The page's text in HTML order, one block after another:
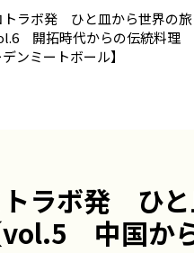
ラボ発 ひ
vol.5 中国か